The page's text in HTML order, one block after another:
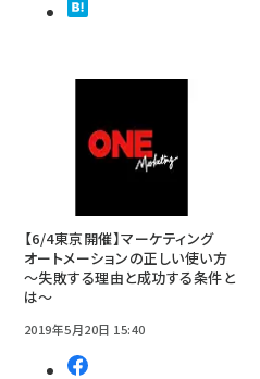
【6/4東京開催】マーケティング
オートメーションの正しい使い方
～失敗する理由と成功する条件と
は～
2019年5月20日 15:40